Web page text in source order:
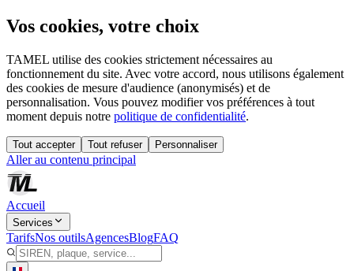
Vos cookies, votre choix
TAMEL utilise des cookies strictement nécessaires au
fonctionnement du site. Avec votre accord, nous utilisons également
des cookies de mesure d'audience (anonymisés) et de
personnalisation. Vous pouvez modifier vos préférences à tout
moment depuis notre politique de confidentialité.
Tout accepter Tout refuser Personnaliser
Aller au contenu principal
Accueil
Services
TarifsNos outilsAgencesBlogFAQ